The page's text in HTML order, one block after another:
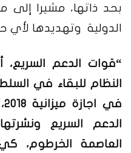
بحد ذاتها، مشيرا إلى
الدولية وتهديدها
“قوات الدعم
النظام للبقاء في
الدعم السريع
العاصمة الخرطوم،